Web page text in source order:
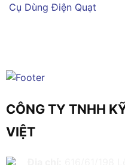
Cụ Dùng Điện Quạt
CÔNG TY TNHH
VIỆT